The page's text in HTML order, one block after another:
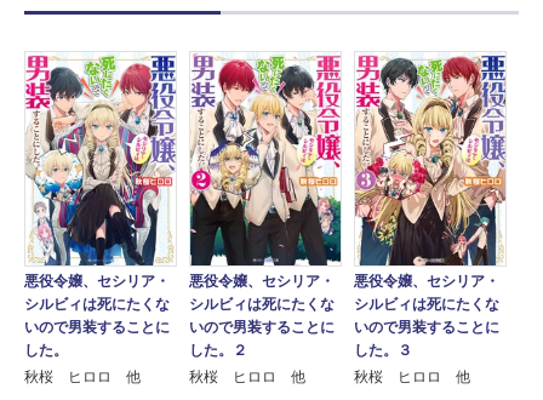
悪役令嬢、セシリア・
シルビィは死にたくな
いので男装することに
した。
秋桜 ヒロロ 他
悪役令嬢、セシリア・
シルビィは死にたくな
いので男装することに
した。２
秋桜 ヒロロ 他
悪役令嬢、セシリア・
シルビィは死にたくな
いので男装することに
した。３
秋桜 ヒロロ 他